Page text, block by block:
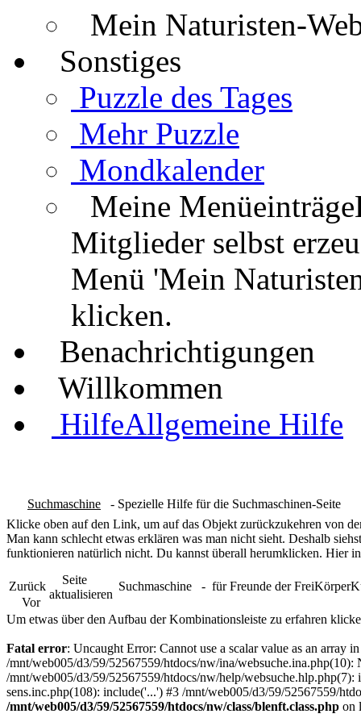
Mein Naturisten-
Sonstiges
Puzzle des Tages
Mehr Puzzle
Mondkalender
Meine Menüeinträge
Mitglieder selbst
Menü 'Mein
klicken.
Benachrichtigungen
Willkommen
HilfeAllgemeine Hilfe
Suchmaschine
- Spezielle Hilfe für die Suchmaschinen-Seite
Klicke oben auf den Link, um auf das Objekt zurückzukehren von
Man kann schlecht etwas erklären was man nicht sieht. Deshalb
funktionieren natürlich nicht. Du kannst überall herumklicken. Hier
Zurück
Vor
Seite
aktualisieren
Suchmaschine - für Freunde der
Um etwas über den Aufbau der Kombinationsleiste zu erfahren
Fatal error: Uncaught Error: Cannot use a scalar value as an array
/mnt/web005/d3/59/52567559/htdocs/nw/ina/
/mnt/web005/d3/59/52567559/htdocs/nw/help/
sens.inc.php(108): include('...') #3 /mnt/web005/d3/59/52567559/
/mnt/web005/d3/59/52567559/htdocs/nw/class/blenft.class.php on